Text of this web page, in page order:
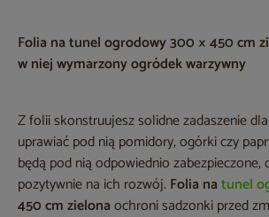
Folia na tunel ogrodowy 300 × 450 cm
w niej wymarzony ogródek warzywny
Z folii skonstruujesz solidne zadaszenie
uprawiać pod nią pomidory, ogórki czy
będą pod nią odpowiednio zabezpieczone,
pozytywnie na ich rozwój. Folia natunel
450 cm zielonaochroni sadzonki przed